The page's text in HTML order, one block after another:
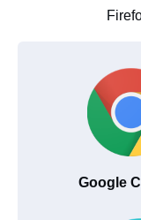
Google